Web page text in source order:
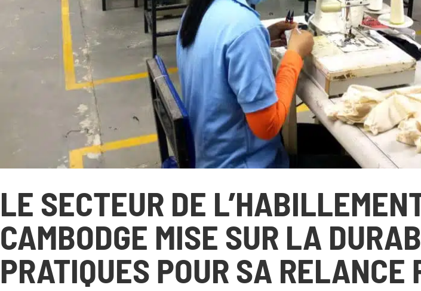
Qui sommes-nous ?
Gouvernance
Transparence
Nos partenaires
Nos réseaux
Rapport d’activité
Pays d’intervention
Nos projets
Nos expertises
Offres de services
LE SECTEUR DE
CAMBODGE MISE SUR LA
PRATIQUES POUR SA RELANCE